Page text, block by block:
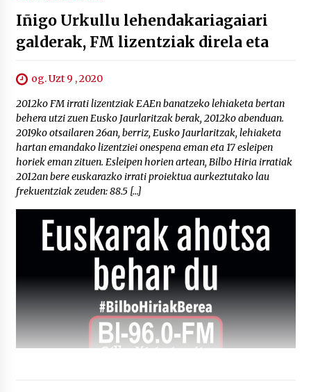
Iñigo Urkullu lehendakariagaiari
galderak, FM lizentziak direla eta
og. Uzt 9 , 2020
2012ko FM irrati lizentziak EAEn banatzeko lehiaketa bertan
behera utzi zuen Eusko Jaurlaritzak berak, 2012ko abenduan.
2019ko otsailaren 26an, berriz, Eusko Jaurlaritzak, lehiaketa
hartan emandako lizentziei onespena eman eta 17 esleipen
horiek eman zituen. Esleipen horien artean, Bilbo Hiria irratiak
2012an bere euskarazko irrati proiektua aurkeztutako lau
frekuentziak zeuden: 88.5 […]